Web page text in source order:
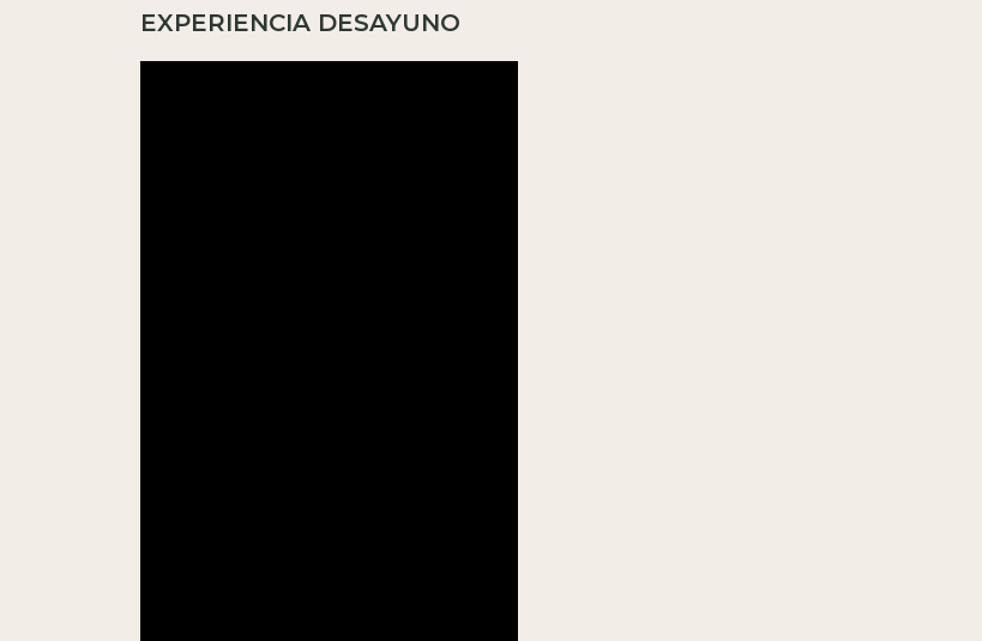
EXPERIENCIA DESAYUNO